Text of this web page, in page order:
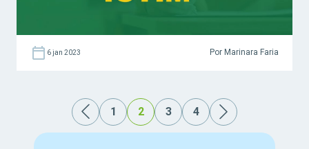
6 jan 2023 Por Marinara Faria
1 2 3 4